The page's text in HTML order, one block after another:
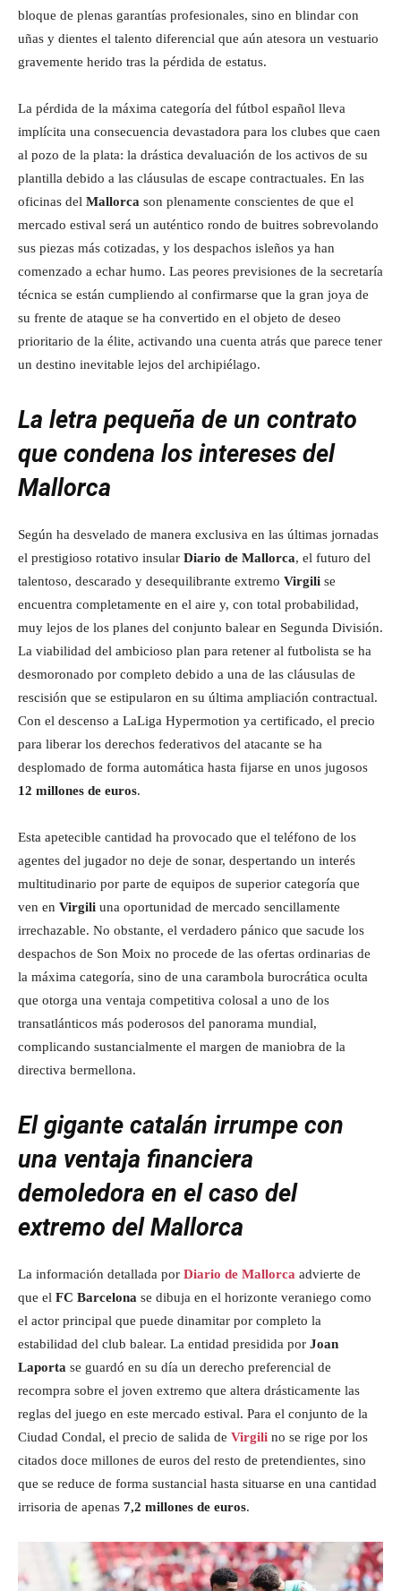
bloque de plenas garantías profesionales, sino en blindar con
uñas y dientes el talento diferencial que aún atesora un vestuario
gravemente herido tras la pérdida de estatus.
La pérdida de la máxima categoría del fútbol español lleva
implícita una consecuencia devastadora para los clubes que caen
al pozo de la plata: la drástica devaluación de los activos de su
plantilla debido a las cláusulas de escape contractuales. En las
oficinas del Mallorca son plenamente conscientes de que el
mercado estival será un auténtico rondo de buitres sobrevolando
sus piezas más cotizadas, y los despachos isleños ya han
comenzado a echar humo. Las peores previsiones de la secretaría
técnica se están cumpliendo al confirmarse que la gran joya de
su frente de ataque se ha convertido en el objeto de deseo
prioritario de la élite, activando una cuenta atrás que parece tener
un destino inevitable lejos del archipiélago.
La letra pequeña de un contrato
que condena los intereses del
Mallorca
Según ha desvelado de manera exclusiva en las últimas jornadas
el prestigioso rotativo insular Diario de Mallorca, el futuro del
talentoso, descarado y desequilibrante extremo Virgili se
encuentra completamente en el aire y, con total probabilidad,
muy lejos de los planes del conjunto balear en Segunda División.
La viabilidad del ambicioso plan para retener al futbolista se ha
desmoronado por completo debido a una de las cláusulas de
rescisión que se estipularon en su última ampliación contractual.
Con el descenso a LaLiga Hypermotion ya certificado, el precio
para liberar los derechos federativos del atacante se ha
desplomado de forma automática hasta fijarse en unos jugosos
12 millones de euros.
Esta apetecible cantidad ha provocado que el teléfono de los
agentes del jugador no deje de sonar, despertando un interés
multitudinario por parte de equipos de superior categoría que
ven en Virgili una oportunidad de mercado sencillamente
irrechazable. No obstante, el verdadero pánico que sacude los
despachos de Son Moix no procede de las ofertas ordinarias de
la máxima categoría, sino de una carambola burocrática oculta
que otorga una ventaja competitiva colosal a uno de los
transatlánticos más poderosos del panorama mundial,
complicando sustancialmente el margen de maniobra de la
directiva bermellona.
El gigante catalán irrumpe con
una ventaja financiera
demoledora en el caso del
extremo del Mallorca
La información detallada por Diario de Mallorca advierte de
que el FC Barcelona se dibuja en el horizonte veraniego como
el actor principal que puede dinamitar por completo la
estabilidad del club balear. La entidad presidida por Joan
Laporta se guardó en su día un derecho preferencial de
recompra sobre el joven extremo que altera drásticamente las
reglas del juego en este mercado estival. Para el conjunto de la
Ciudad Condal, el precio de salida de Virgili no se rige por los
citados doce millones de euros del resto de pretendientes, sino
que se reduce de forma sustancial hasta situarse en una cantidad
irrisoria de apenas 7,2 millones de euros.